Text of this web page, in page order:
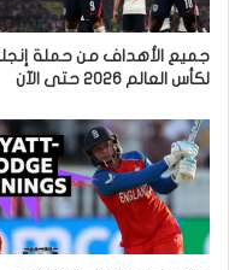
جميع الأهداف من حملة
لكأس العالم 2026 حتى الآن